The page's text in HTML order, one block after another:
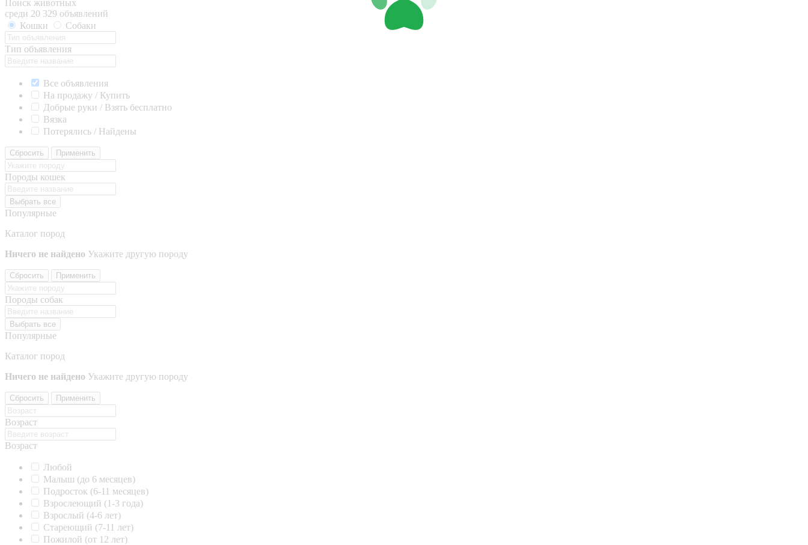
Поиск животных
среди 20 329 объявлений
Кошки
Собаки
Тип объявления
Все объявления
На продажу / Купить
Добрые руки / Взять бесплатно
Вязка
Потерялись / Найдены
Сбросить Применить
Породы кошек
Выбрать все
Популярные
Каталог пород
Ничего не найдено Укажите другую породу
Сбросить Применить
Породы собак
Выбрать все
Популярные
Каталог пород
Ничего не найдено Укажите другую породу
Сбросить Применить
Возраст
Возраст
Любой
Малыш (до 6 месяцев)
Подросток (6-11 месяцев)
Взрослеющий (1-3 года)
Взрослый (4-6 лет)
Стареющий (7-11 лет)
Пожилой (от 12 лет)